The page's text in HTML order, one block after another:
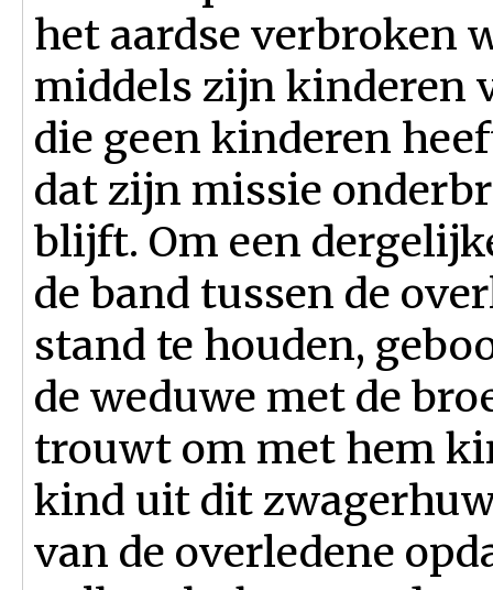
het aardse verbroken
middels zijn kinderen
die geen kinderen
dat zijn missie
blijft. Om een
de band tussen de
stand te houden,
de weduwe met de
trouwt om met hem
kind uit dit
van de overledene